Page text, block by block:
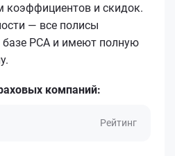
коэффициентов и скидок.
— все полисы
базе РСА и имеют полную
компаний:
Рейтинг